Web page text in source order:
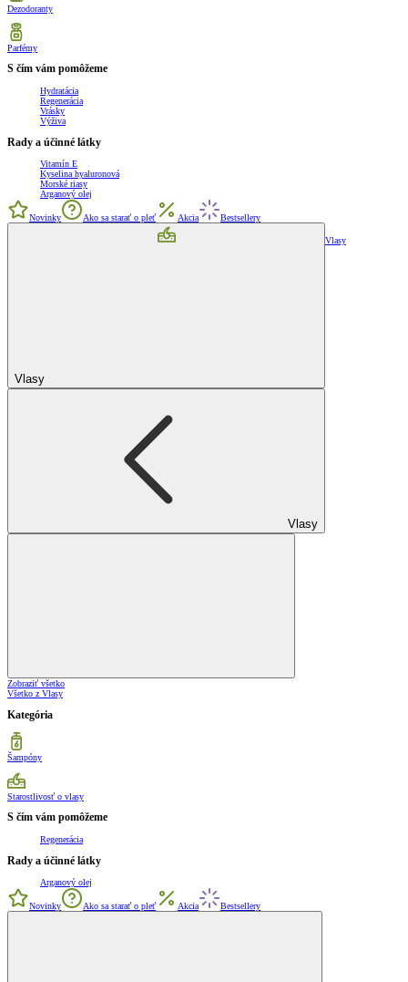
Dezodoranty
Parfémy
S čím vám pomôžeme
Hydratácia
Regenerácia
Vrásky
Výživa
Rady a účinné látky
Vitamín E
Kyselina hyaluronová
Morské riasy
Arganový olej
Novinky Ako sa starať o pleť Akcia Bestsellery
Vlasy
Vlasy
Vlasy
Zobraziť všetko
Všetko z Vlasy
Kategória
Šampóny
Starostlivosť o vlasy
S čím vám pomôžeme
Regenerácia
Rady a účinné látky
Arganový olej
Novinky Ako sa starať o pleť Akcia Bestsellery